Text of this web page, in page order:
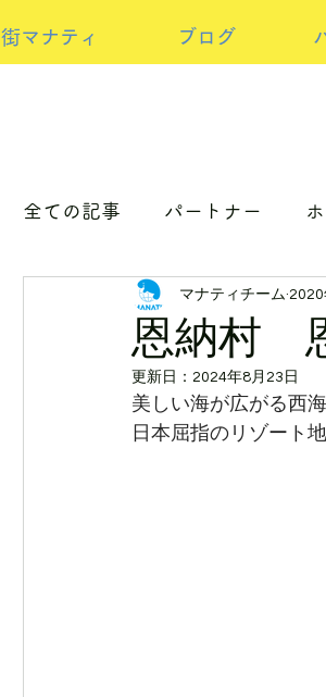
街マナティ ブログ
全ての記事 パートナー
パートナーorホスト ア
恩納村
マナティチーム
更新日： 2024年8月23日
美しい海が広がる西
日本屈指のリゾート